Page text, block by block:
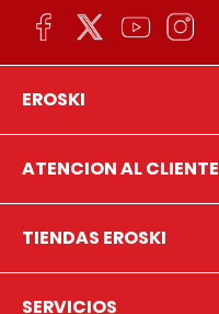
EROSKI
ATENCION AL CLIENTE
TIENDAS EROSKI
SERVICIOS